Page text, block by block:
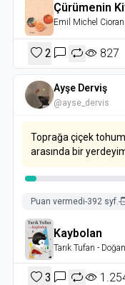
Çürümenin
Emil Michel Cioran
2 827
Ayşe Derviş
@ayse_dervis
Toprağa çiçek
arasında bir
Puan vermedi-392 syf.-
Kaybolan
Tarık Tufan -
3